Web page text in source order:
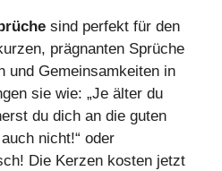
sind perfekt für den
prägnanten Sprüche
und Gemeinsamkeiten in
sie wie: „Je älter du
du dich an die guten
nicht!“ oder
Die Kerzen kosten jetzt